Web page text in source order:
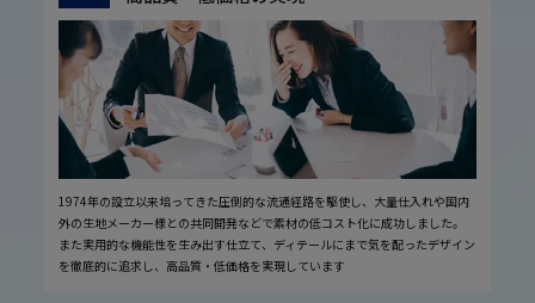
1974年の設立以来培ってきた圧倒的な流通経路を駆使し、大量仕入れや国内
外の生地メーカー様との共同開発などで素材の低コスト化に成功しました。
また実用的な機能性を生み出す仕立て、ディテールにまで気を配ったデザイン
を徹底的に追求し、高品質・低価格を実現しています